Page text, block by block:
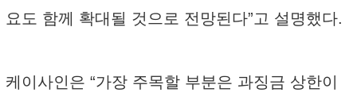
요도 함께 확대될 것으로 전망된다”고 설명했다.
케이사인은 “가장 주목할 부분은 과징금 상한이